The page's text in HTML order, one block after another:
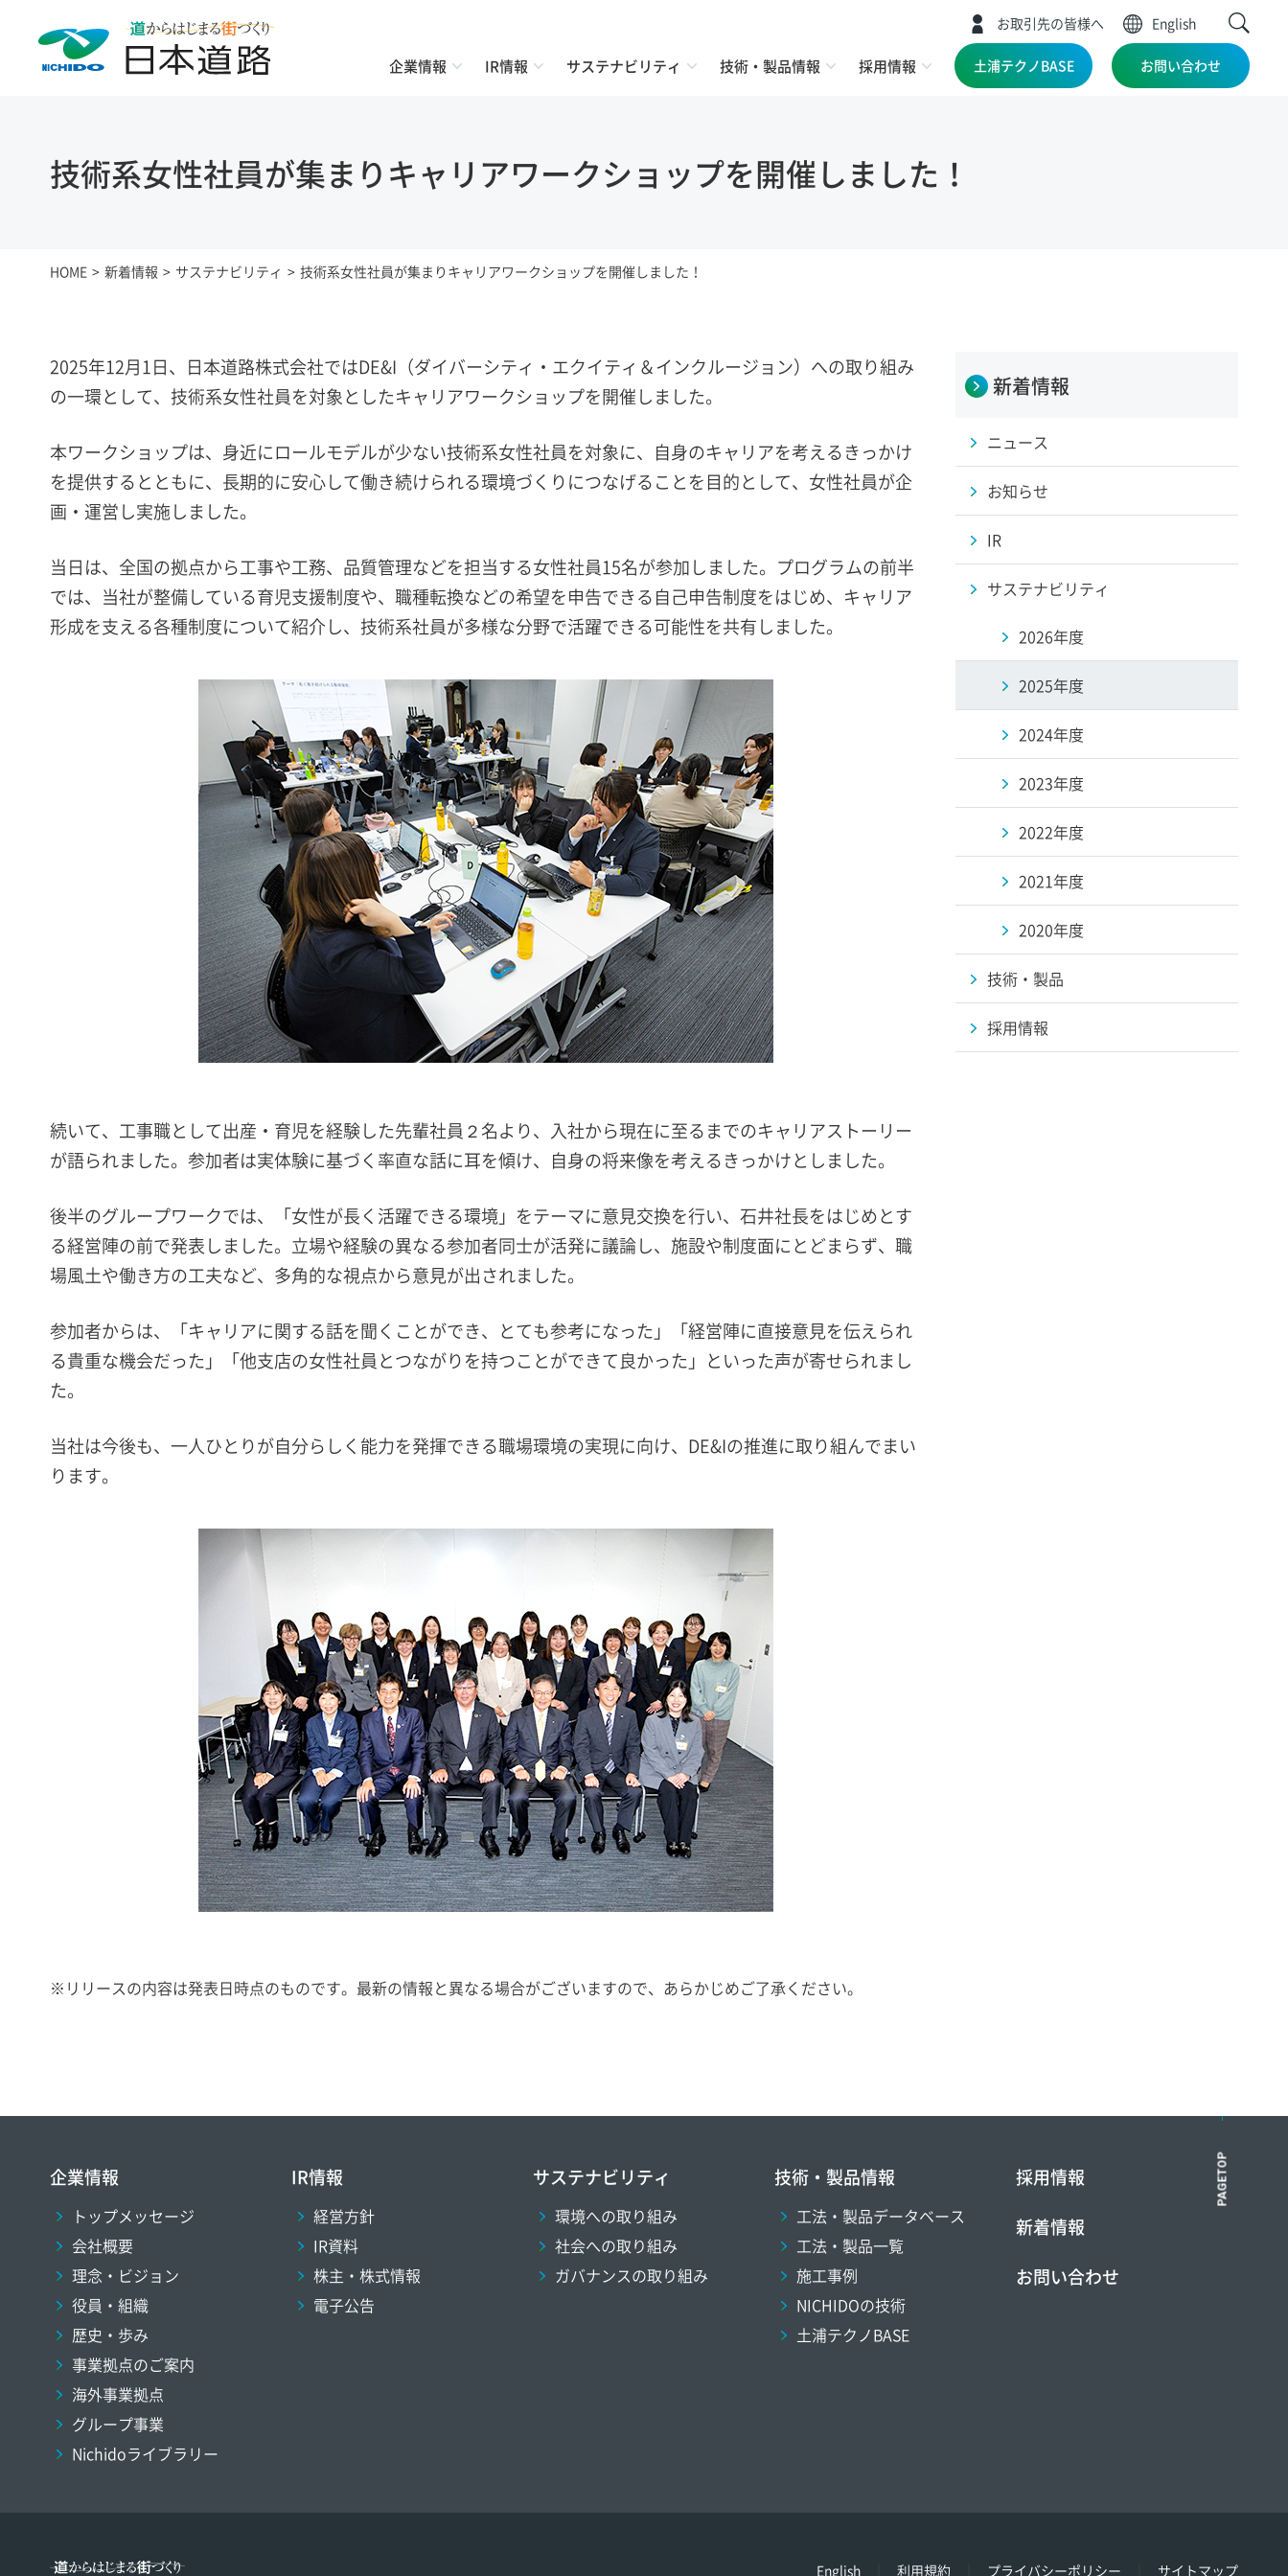
お取引先の皆様へ English
企業情報 IR情報 サステナビリティ 技術・製品情報 採用情報 土浦テクノBASE お問い合わせ
技術系女性社員が集まりキャリアワークショップを開催しました！
HOME 新着情報 サステナビリティ 技術系女性社員が集まりキャリアワークショップを開催しました！
2025年12月1日、日本道路株式会社ではDE&I（ダイバーシティ・エクイティ＆インクルージョン）への取り組み
の一環として、技術系女性社員を対象としたキャリアワークショップを開催しました。
本ワークショップは、身近にロールモデルが少ない技術系女性社員を対象に、自身のキャリアを考えるきっかけ
を提供するとともに、長期的に安心して働き続けられる環境づくりにつなげることを目的として、女性社員が企
画・運営し実施しました。
当日は、全国の拠点から工事や工務、品質管理などを担当する女性社員15名が参加しました。プログラムの前半
では、当社が整備している育児支援制度や、職種転換などの希望を申告できる自己申告制度をはじめ、キャリア
形成を支える各種制度について紹介し、技術系社員が多様な分野で活躍できる可能性を共有しました。
続いて、工事職として出産・育児を経験した先輩社員２名より、入社から現在に至るまでのキャリアストーリー
が語られました。参加者は実体験に基づく率直な話に耳を傾け、自身の将来像を考えるきっかけとしました。
後半のグループワークでは、「女性が長く活躍できる環境」をテーマに意見交換を行い、石井社長をはじめとす
る経営陣の前で発表しました。立場や経験の異なる参加者同士が活発に議論し、施設や制度面にとどまらず、職
場風土や働き方の工夫など、多角的な視点から意見が出されました。
参加者からは、「キャリアに関する話を聞くことができ、とても参考になった」「経営陣に直接意見を伝えられ
る貴重な機会だった」「他支店の女性社員とつながりを持つことができて良かった」といった声が寄せられまし
た。
当社は今後も、一人ひとりが自分らしく能力を発揮できる職場環境の実現に向け、DE&Iの推進に取り組んでまい
ります。
※ リリースの内容は発表日時点のものです。最新の情報と異なる場合がございますので、あらかじめご了承ください。
新着情報
ニュース
お知らせ
IR
サステナビリティ
2026年度
2025年度
2024年度
2023年度
2022年度
2021年度
2020年度
技術・製品
採用情報
PAGETOP
企業情報
トップメッセージ
会社概要
理念・ビジョン
役員・組織
歴史・歩み
事業拠点のご案内
海外事業拠点
グループ事業
Nichidoライブラリー
IR情報
経営方針
IR資料
株主・株式情報
電子公告
サステナビリティ
環境への取り組み
社会への取り組み
ガバナンスの取り組み
技術・製品情報
工法・製品データベース
工法・製品一覧
施工事例
NICHIDOの技術
土浦テクノBASE
採用情報
新着情報
お問い合わせ
English 利用規約 プライバシーポリシー サイトマップ